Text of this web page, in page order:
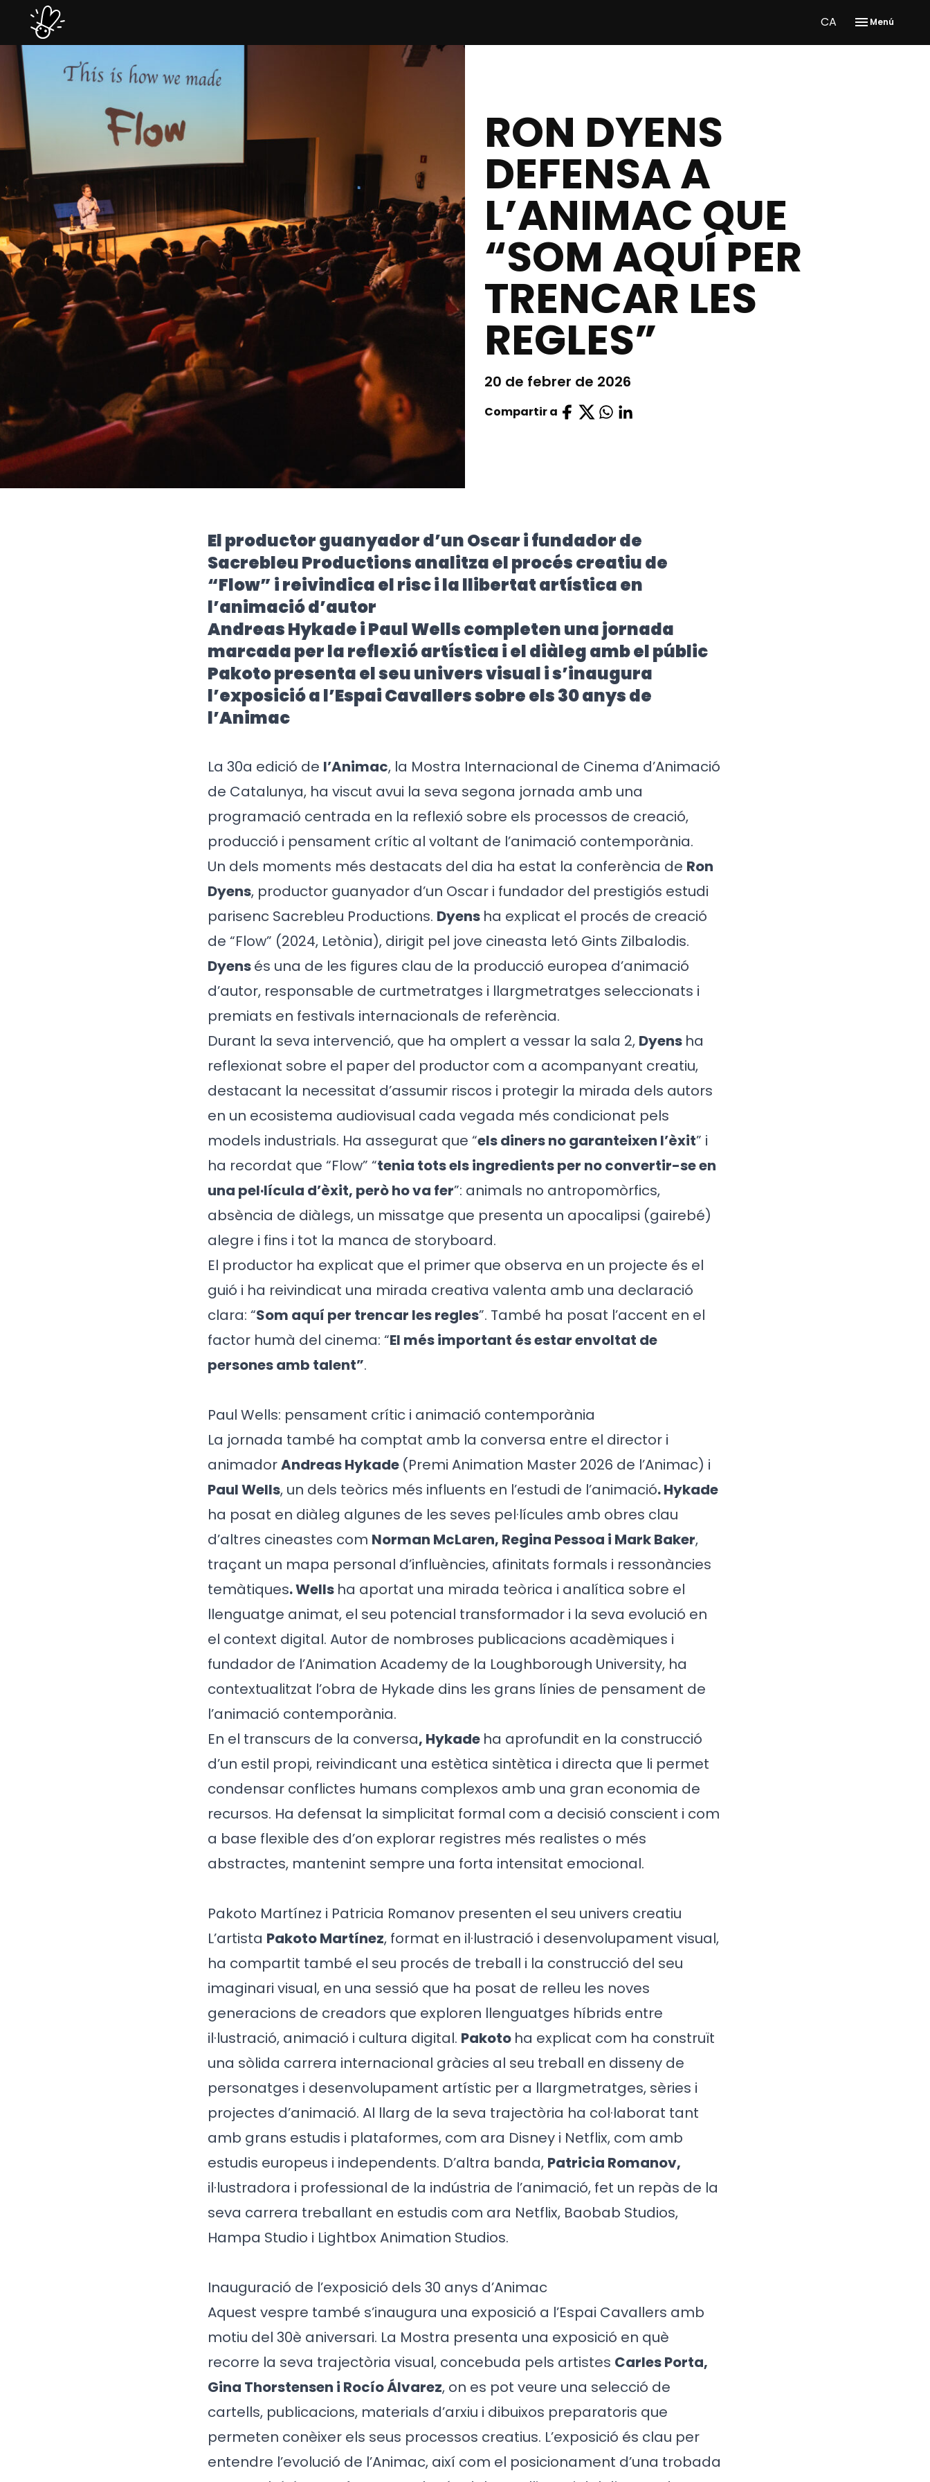
CA Menú
RON DYENS
DEFENSA A
L’ANIMAC QUE
“SOM AQUÍ PER
TRENCAR LES
REGLES”
20 de febrer de 2026
Compartir a
El productor guanyador d’un Oscar i fundador de
Sacrebleu Productions analitza el procés creatiu de
“Flow” i reivindica el risc i la llibertat artística en
l’animació d’autor
Andreas Hykade i Paul Wells completen una jornada
marcada per la reflexió artística i el diàleg amb el públic
Pakoto presenta el seu univers visual i s’inaugura
l’exposició a l’EspaiCavallers sobre els 30 anys de
l’Animac
La 30a edició de l’Animac, la Mostra Internacional de Cinema d’Animació
de Catalunya, ha viscut avui la seva segona jornada amb una
programació centrada en la reflexió sobre els processos de creació,
producció i pensament crític al voltant de l’animació contemporània.
Un dels moments més destacats del dia ha estat la conferència de Ron
Dyens, productor guanyador d’un Oscar i fundador del prestigiós estudi
parisenc Sacrebleu Productions. Dyens ha explicat el procés de creació
de “Flow” (2024, Letònia), dirigit pel jove cineasta letó Gints Zilbalodis.
Dyensés una de les figures clau de la producció europea d’animació
d’autor, responsable de curtmetratges i llargmetratges seleccionats i
premiats en festivals internacionals de referència.
Durant la seva intervenció, que ha omplert a vessar la sala 2, Dyens ha
reflexionat sobre el paper del productor com a acompanyant creatiu,
destacant la necessitat d’assumir riscos i protegir la mirada dels autors
en un ecosistema audiovisual cada vegada més condicionat pels
models industrials. Ha assegurat que “els diners no garanteixen l’èxit” i
ha recordat que “Flow” “tenia tots els ingredients per no convertir-se en
una pel·lícula d’èxit, però ho va fer”: animals no antropomòrfics,
absència de diàlegs, un missatge que presenta un apocalipsi (gairebé)
alegre i fins i tot la manca de storyboard.
El productor ha explicat que el primer que observa en un projecte és el
guió i ha reivindicat una mirada creativa valenta amb una declaració
clara: “Som aquí per trencar les regles”. També ha posat l’accent en el
factor humà del cinema: “El més important és estar envoltat de
persones amb talent”.
Paul Wells: pensament crític i animació contemporània
La jornada també ha comptat amb la conversa entre el director i
animadorAndreas Hykade (Premi Animation Master 2026 de l’Animac) i
Paul Wells, un dels teòrics més influents en l’estudi de l’animació. Hykade
ha posat en diàleg algunes de les seves pel·lícules amb obres clau
d’altres cineastes com Norman McLaren, Regina Pessoa i Mark Baker,
traçant un mapa personal d’influències, afinitats formals i ressonàncies
temàtiques. Wells ha aportat una mirada teòrica i analítica sobre el
llenguatge animat, el seu potencial transformador i la seva evolució en
el context digital. Autor de nombroses publicacions acadèmiques i
fundador de l’Animation Academy de la Loughborough University, ha
contextualitzat l’obra de Hykade dins les grans línies de pensament de
l’animació contemporània.
En el transcurs de la conversa, Hykade ha aprofundit en la construcció
d’un estil propi, reivindicant una estètica sintètica i directa que li permet
condensar conflictes humans complexos amb una gran economia de
recursos. Ha defensat la simplicitat formal com a decisió conscient i com
a base flexible des d’on explorar registres més realistes o més
abstractes, mantenint sempre una forta intensitat emocional.
Pakoto Martínez i Patricia Romanov presenten el seu univers creatiu
L’artista Pakoto Martínez, format en il·lustració i desenvolupament visual,
ha compartit també el seu procés de treball i la construcció del seu
imaginari visual, en una sessió que ha posat de relleu les noves
generacions de creadors que exploren llenguatges híbrids entre
il·lustració, animació i cultura digital. Pakoto ha explicat com ha construït
una sòlida carrera internacional gràcies al seu treball en disseny de
personatges i desenvolupament artístic per a llargmetratges, sèries i
projectes d’animació. Al llarg de la seva trajectòria ha col·laborat tant
amb grans estudis i plataformes, com ara Disney i Netflix, com amb
estudis europeus i independents. D’altra banda, Patricia Romanov,
il·lustradora i professional de la indústria de l’animació, fet un repàs de la
seva carrera treballant en estudis com ara Netflix, Baobab Studios,
Hampa Studio i Lightbox Animation Studios.
Inauguració de l’exposició dels 30 anys d’Animac
Aquest vespre també s’inaugura una exposició a l’Espai Cavallers amb
motiu del 30è aniversari. La Mostra presenta una exposició en què
recorre la seva trajectòria visual, concebuda pels artistes Carles Porta,
Gina Thorstensen i Rocío Álvarez, on es pot veure una selecció de
cartells, publicacions, materials d’arxiu i dibuixos preparatoris que
permeten conèixer els seus processos creatius. L’exposició és clau per
entendre l’evolució de l’Animac, així com el posicionament d’una trobada